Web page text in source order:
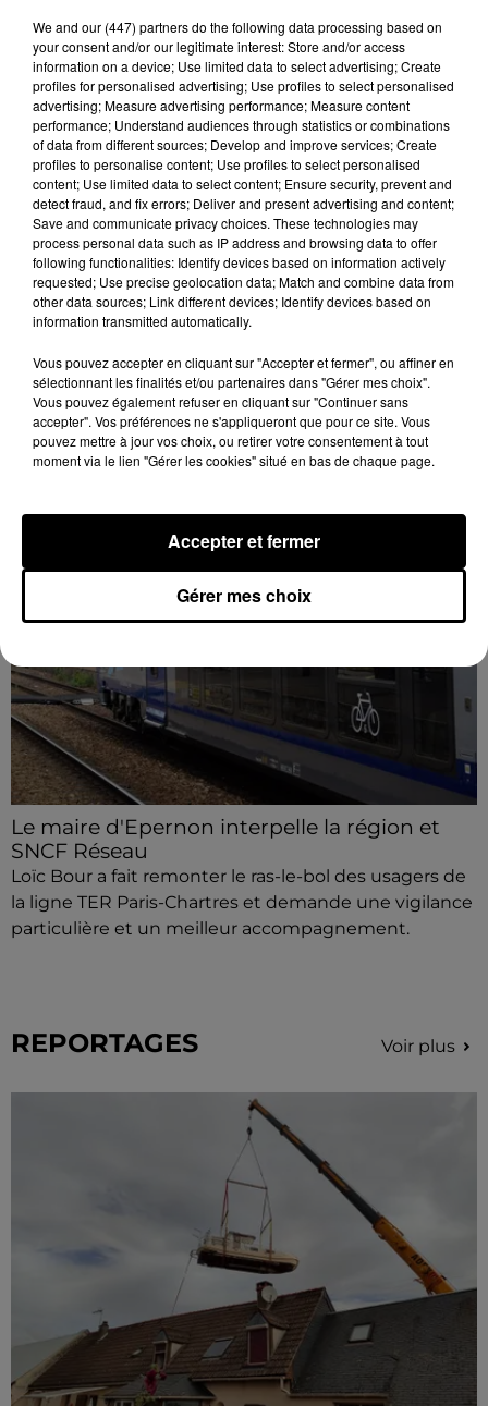
Coupe de France : les basketteurs chartrains
connaissent la...
Le C'CMBM affrontera un autre club de la région
Centre à l'occasion des 32es de finale de la Coupe de
France.
Le maire d'Epernon interpelle la région et
SNCF Réseau
Loïc Bour a fait remonter le ras-le-bol des usagers de
la ligne TER Paris-Chartres et demande une vigilance
particulière et un meilleur accompagnement.
REPORTAGES Voir plus
We and our (447) partnersdo the following data processing based on
your consent and/or our legitimate interest: Store and/or access
information on a device; Use limited data to select advertising; Create
profiles for personalised advertising; Use profiles to select personalised
advertising; Measure advertising performance; Measure content
performance; Understand audiences through statistics or combinations
of data from different sources; Develop and improve services; Create
profiles to personalise content; Use profiles to select personalised
content; Use limited data to select content; Ensure security, prevent and
detect fraud, and fix errors; Deliver and present advertising and content;
Save and communicate privacy choices. These technologies may
process personal data such as IP address and browsing data to offer
following functionalities: Identify devices based on information actively
requested; Use precise geolocation data; Match and combine data from
other data sources; Link different devices; Identify devices based on
information transmitted automatically.
Vous pouvez accepter en cliquant sur "Accepter et fermer", ou affiner en
sélectionnant les finalités et/ou partenaires dans "Gérer mes choix".
Vous pouvez également refuser en cliquant sur "Continuer sans
accepter". Vos préférences ne s'appliqueront que pour ce site. Vous
pouvez mettre à jour vos choix, ou retirer votre consentement à tout
moment via le lien "Gérer les cookies" situé en bas de chaque page.
Gérer mes choix
Accepter et fermer